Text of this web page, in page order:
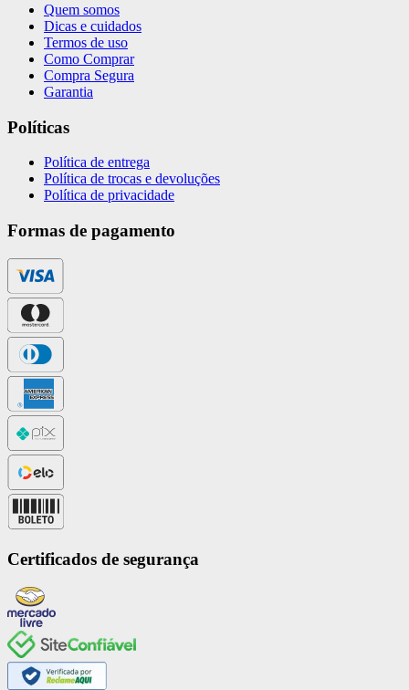
Quem somos
Dicas e cuidados
Termos de uso
Como Comprar
Compra Segura
Garantia
Políticas
Política de entrega
Política de trocas e devoluções
Política de privacidade
Formas de pagamento
Certificados de segurança